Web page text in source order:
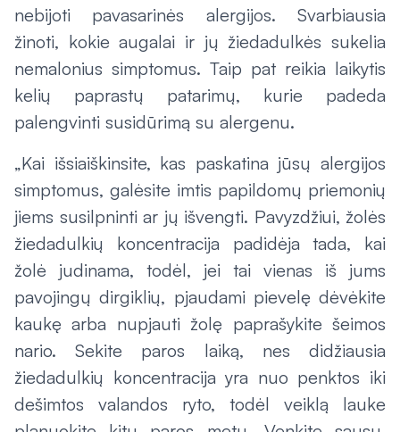
nebijoti pavasarinės alergijos. Svarbiausia
žinoti, kokie augalai ir jų žiedadulkės sukelia
nemalonius simptomus. Taip pat reikia laikytis
kelių paprastų patarimų, kurie padeda
palengvinti susidūrimą su alergenu.
„Kai išsiaiškinsite, kas paskatina jūsų alergijos
simptomus, galėsite imtis papildomų priemonių
jiems susilpninti ar jų išvengti. Pavyzdžiui, žolės
žiedadulkių koncentracija padidėja tada, kai
žolė judinama, todėl, jei tai vienas iš jums
pavojingų dirgiklių, pjaudami pievelę dėvėkite
kaukę arba nupjauti žolę paprašykite šeimos
nario. Sekite paros laiką, nes didžiausia
žiedadulkių koncentracija yra nuo penktos iki
dešimtos valandos ryto, todėl veiklą lauke